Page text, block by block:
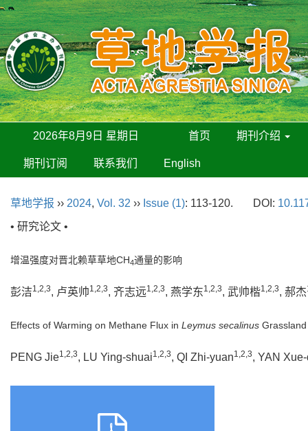
2026年8月9日 星期日 首页 期刊介绍
期刊订阅 联系我们 English
草地学报 ›› 2024, Vol. 32 ›› Issue (1): 113-120. DOI:
• 研究论文 •
增温强度对晋北赖草草地CH4通量的影响
彭洁1,2,3, 卢英帅1,2,3, 齐志远1,2,3, 燕学东1,2,3, 武帅楷1,2,3, 郝杰
Effects of Warming on Methane Flux in Leymus secalinus
PENG Jie1,2,3, LU Ying-shuai1,2,3, QI Zhi-yuan1,2,3, YAN